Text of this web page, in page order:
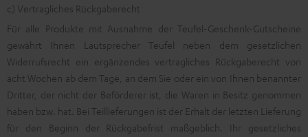
c) Vertragliches Rückgaberecht
Für alle Produkte mit Ausnahme der Teufel-Geschenk-Gutscheine
gewährt Ihnen Lautsprecher Teufel neben dem gesetzlichen
Widerrufsrecht ein ergänzendes vertragliches Rückgaberecht von
acht Wochen ab dem Tage, an dem Sie oder ein von Ihnen benannter
Dritter, der nicht der Beförderer ist, die Waren in Besitz genommen
haben bzw. hat. Bei Teillieferungen ist der Erhalt der letzten Lieferung
für den Beginn der Rückgabefrist maßgeblich. Ihr gesetzliches